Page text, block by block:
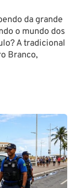
da grande
o mundo dos
A tradicional
Branco,